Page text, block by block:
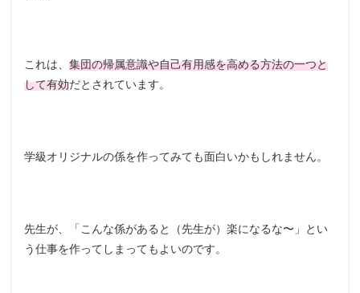
これは、 集団の帰属意識や自己有用感を高める方法の一つと
して有効だとされています。
学級オリジナルの係を作ってみても面白いかもしれません。
先生が、「こんな係があると（先生が）楽になるな〜」とい
う仕事を作ってしまってもよいのです。